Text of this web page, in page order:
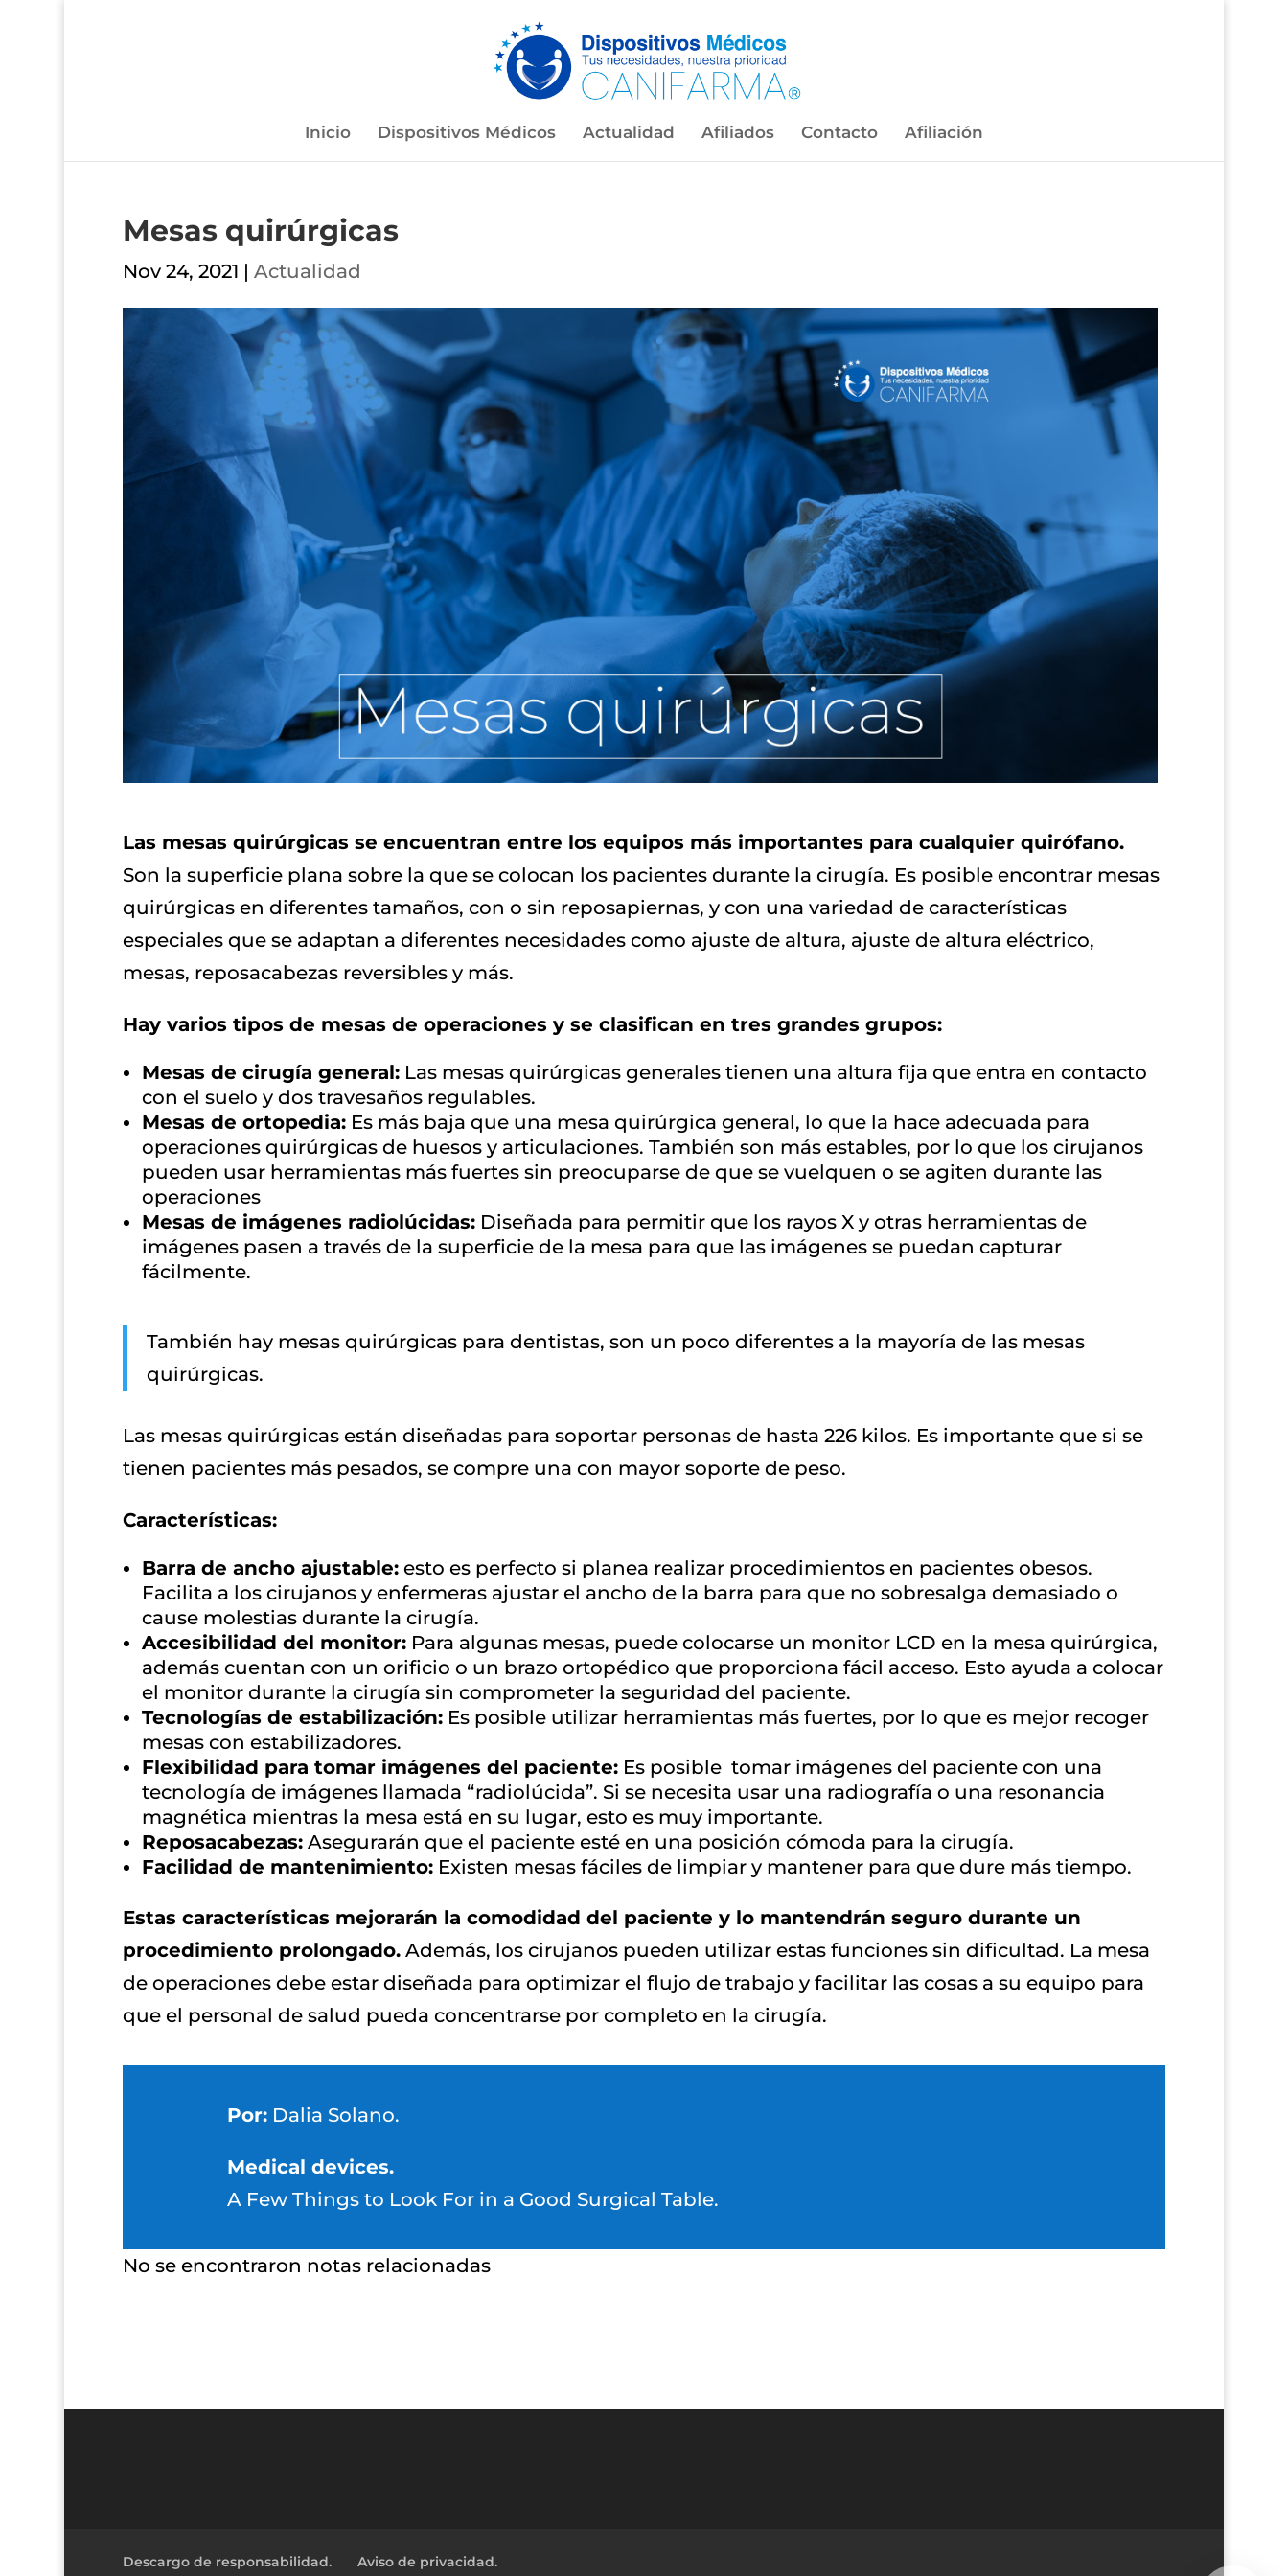
Inicio Dispositivos Médicos Actualidad Afiliados Contacto Afiliación
Mesas quirúrgicas
Nov 24, 2021 | Actualidad
Las mesas quirúrgicas se encuentran entre los equipos más importantes para cualquier quirófano.
Son la superficie plana sobre la que se colocan los pacientes durante la cirugía. Es posible encontrar mesas
quirúrgicas en diferentes tamaños, con o sin reposapiernas, y con una variedad de características
especiales que se adaptan a diferentes necesidades como ajuste de altura, ajuste de altura eléctrico,
mesas, reposacabezas reversibles y más.
Hay varios tipos de mesas de operaciones y se clasifican en tres grandes grupos:
Mesas de cirugía general:Las mesas quirúrgicas generales tienen una altura fija que entra en contacto
con el suelo y dos travesaños regulables.
Mesas de ortopedia:Es más baja que una mesa quirúrgica general, lo que la hace adecuada para
operaciones quirúrgicas de huesos y articulaciones. También son más estables, por lo que los cirujanos
pueden usar herramientas más fuertes sin preocuparse de que se vuelquen o se agiten durante las
operaciones
Mesas de imágenes radiolúcidas:Diseñada para permitir que los rayos X y otras herramientas de
imágenes pasen a través de la superficie de la mesa para que las imágenes se puedan capturar
fácilmente.
También hay mesas quirúrgicas para dentistas, son un poco diferentes a la mayoría de las mesas
quirúrgicas.
Las mesas quirúrgicas están diseñadas para soportar personas de hasta 226 kilos. Es importante que si se
tienen pacientes más pesados, se compre una con mayor soporte de peso.
Características:
Barra de ancho ajustable:esto es perfecto si planea realizar procedimientos en pacientes obesos.
Facilita a los cirujanos y enfermeras ajustar el ancho de la barra para que no sobresalga demasiado o
cause molestias durante la cirugía.
Accesibilidad del monitor:Para algunas mesas, puede colocarse un monitor LCD en la mesa quirúrgica,
además cuentan con un orificio o un brazo ortopédico que proporciona fácil acceso. Esto ayuda a colocar
el monitor durante la cirugía sin comprometer la seguridad del paciente.
Tecnologías de estabilización:Es posible utilizar herramientas más fuertes, por lo que es mejor recoger
mesas con estabilizadores.
Flexibilidad para tomar imágenes del paciente:Es posible tomar imágenes del paciente con una
tecnología de imágenes llamada “radiolúcida”. Si se necesita usar una radiografía o una resonancia
magnética mientras la mesa está en su lugar, esto es muy importante.
Reposacabezas:Asegurarán que el paciente esté en una posición cómoda para la cirugía.
Facilidad de mantenimiento:Existen mesas fáciles de limpiar y mantener para que dure más tiempo.
Estas características mejorarán la comodidad del paciente y lo mantendrán seguro durante un
procedimiento prolongado.Además, los cirujanos pueden utilizar estas funciones sin dificultad. La mesa
de operaciones debe estar diseñada para optimizar el flujo de trabajo y facilitar las cosas a su equipo para
que el personal de salud pueda concentrarse por completo en la cirugía.
Por:Dalia Solano.
Medical devices.
A Few Things to Look For in a Good Surgical Table.
No se encontraron notas relacionadas
Descargo de responsabilidad. Aviso de privacidad.